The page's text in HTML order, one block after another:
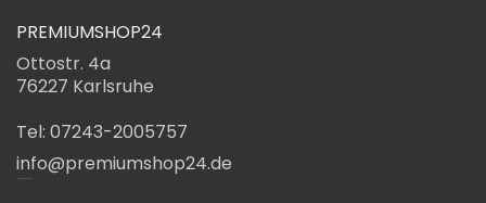
PREMIUMSHOP24
Ottostr. 4a
76227 Karlsruhe
Tel: 07243-2005757
info@premiumshop24.de